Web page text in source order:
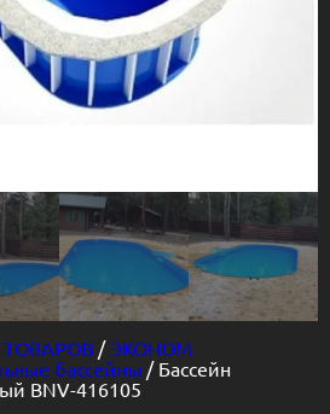
ТОВАРОВ /ЭКОНОМ
бассейны / Бассейн
BNV-416105